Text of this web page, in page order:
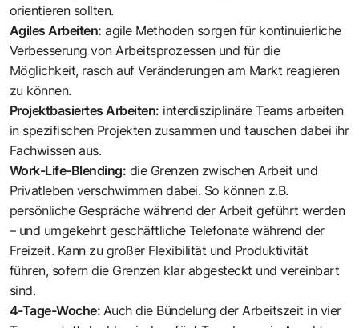
orientieren sollten.
Agiles Arbeiten: agile Methoden sorgen für kontinuierliche
Verbesserung von Arbeitsprozessen und für die
Möglichkeit, rasch auf Veränderungen am Markt reagieren
zu können.
Projektbasiertes Arbeiten: interdisziplinäre Teams arbeiten
in spezifischen Projekten zusammen und tauschen dabei ihr
Fachwissen aus.
Work-Life-Blending: die Grenzen zwischen Arbeit und
Privatleben verschwimmen dabei. So können z.B.
persönliche Gespräche während der Arbeit geführt werden
– und umgekehrt geschäftliche Telefonate während der
Freizeit. Kann zu großer Flexibilität und Produktivität
führen, sofern die Grenzen klar abgesteckt und vereinbart
sind.
4-Tage-Woche: Auch die Bündelung der Arbeitszeit in vier